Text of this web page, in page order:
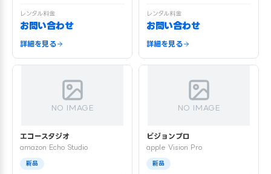
レンタル料金
お問い合わせ
詳細を見る
レンタル料金
お問い合わせ
詳細を見る
NO IMAGE
エコースタジオ
amazon Echo Studio
新品
NO IMAGE
ビジョンプロ
apple Vision Pro
新品